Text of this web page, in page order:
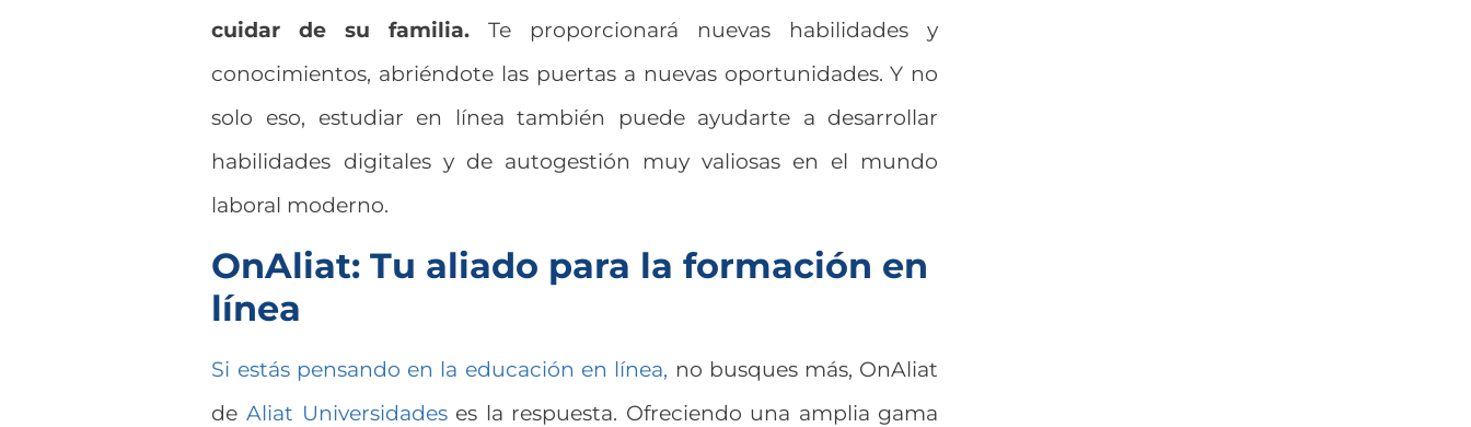
cuidar de su familia.
Te proporcionará nuevas habilidades y
conocimientos, abriéndote las puertas a nuevas oportunidades. Y no
solo eso, estudiar en línea también puede ayudarte a desarrollar
habilidades digitales y de autogestión muy valiosas en el mundo
laboral moderno.
OnAliat: Tu aliado para la formación en
línea
Si estás pensando en la educación en línea, no busques más, OnAliat
de Aliat Universidadeses la respuesta. Ofreciendo una amplia gama